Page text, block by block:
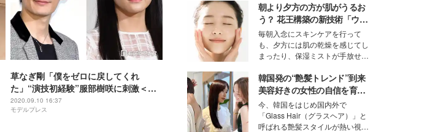
草なぎ剛「僕をゼロに戻してくれ
た」“演技初経験”服部樹咲に刺激＜ミ
ッドナイトスワン＞
2020.09.10 16:37
モデルプレス
朝より夕方の方が肌がうるお
う？ 花王構築の新技術「ウォ
ーターキャプチャリングスキ
ン（捕水肌）」がスキンケア
の常識を変える予感
毎朝入念にスキンケアを行って
も、夕方には肌の乾燥を感じてし
まったり、保湿ミストが手放せな
な美容の常識を大きく変える可能
性を秘めた、革新的な「Water
Capturing Skin（ウォーターキャ
プチャリングスキン：捕水肌）」
技術を、花王が構築した。
韓国発の“艶髪トレンド”到来
美容好きの女性の自信を育む
「ヘアケア事情」って？
今、韓国をはじめ国内外で
「Glass Hair（グラスヘア）」と
呼ばれる艶髪スタイルが熱い視線